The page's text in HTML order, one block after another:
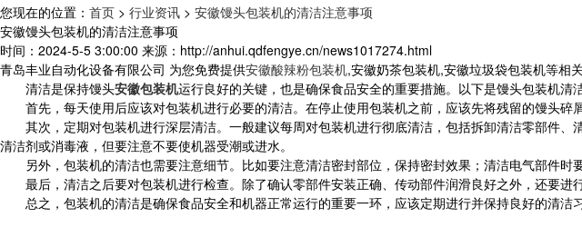
您现在的位置 ： 首页 > 行业资讯 > 安徽馒头包装机的清洁注意事项
安徽馒头包装机的清洁注意事项
时间：2024-5-5 3:00:00 来源：http://anhui.qdfengye.cn/news1017274.html
青岛丰业自动化设备有限公司 为您免费提供安徽酸辣粉包装机,安徽奶茶包装机,安徽垃圾袋包装机等相
清洁是保持馒头安徽包装机运行良好的关键，也是确保食品安全的重要措施。以下是馒头包装机清
首先，每天使用后应该对包装机进行必要的清洁。在停止使用包装机之前，应该先将残留的馒头碎
其次，定期对包装机进行深层清洁。一般建议每周对包装机进行彻底清洁，包括拆卸清洁零部件、
清洁剂或消毒液，但要注意不要使机器受潮或进水。
另外，包装机的清洁也需要注意细节。比如要注意清洁密封部位，保持密封效果；清洁电气部件时
最后，清洁之后要对包装机进行检查。除了确认零部件安装正确、传动部件润滑良好之外，还要进
总之，包装机的清洁是确保食品安全和机器正常运行的重要一环，应该定期进行并保持良好的清洁